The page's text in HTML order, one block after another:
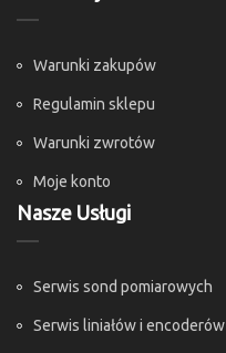
Warunki zakupów
Regulamin sklepu
Warunki zwrotów
Moje konto
Nasze Usługi
Serwis sond pomiarowych
Serwis liniałów i encoderów